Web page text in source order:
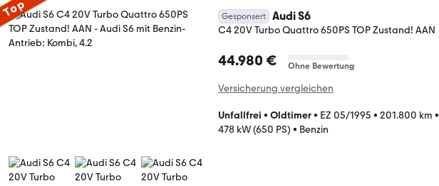
Top Gesponsert Audi S6
C4 20V Turbo Quattro 650PS TOP Zustand! AAN
44.980 € Ohne Bewertung
Versicherung vergleichen
Unfallfrei • Oldtimer• EZ 05/1995 • 201.800 km •
478 kW (650 PS) • Benzin